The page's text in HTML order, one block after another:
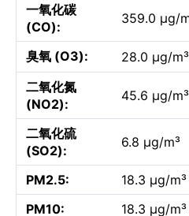
一氧化碳
(CO):
359.0 µg/
臭氧 (O3):
28.0 µg/m³
二氧化氮
(NO2):
45.6 µg/m³
二氧化硫
(SO2):
6.8 µg/m³
PM2.5:
18.3 µg/m³
PM10:
18.3 µg/m³